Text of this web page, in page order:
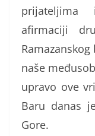
prijateljima
afirmaciji
naše
upravo ove
Baru danas
Gore.